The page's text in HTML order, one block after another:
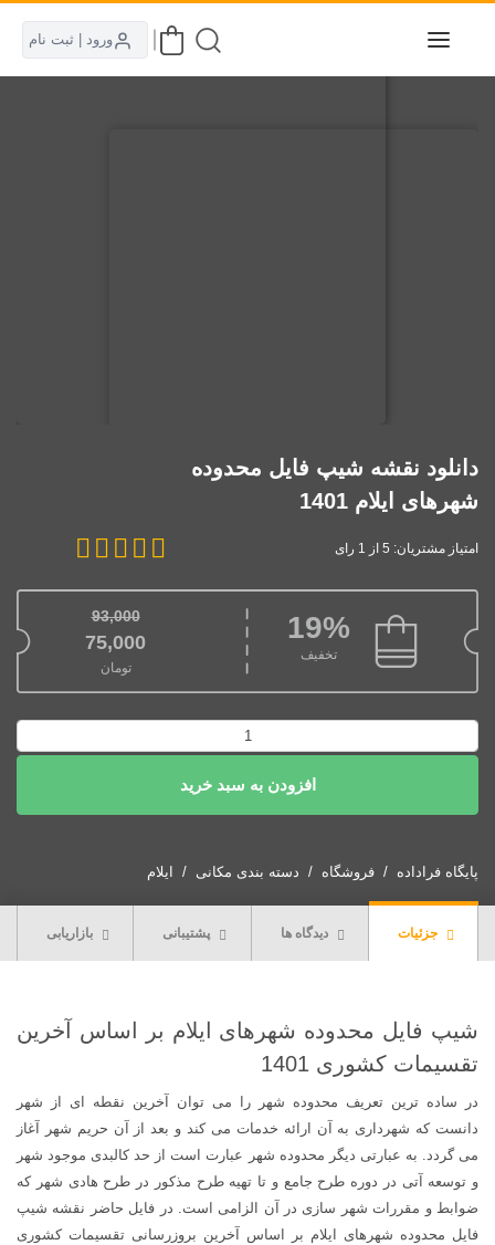
ورود | ثبت نام
دانلود نقشه شیپ فایل محدوده
شهرهای ایلام 1401
امتیاز مشتریان: 5 از 1 رای
19%
تخفیف
93,000
قیمت اصلی: 93,000تومان بود.
75,000
تومان
قیمت فعلی: 75,000تومان.
نقشه
فایل
شهرهای
افزودن به سبد خرید
پایگاه فراداده فروشگاه دسته بندی مکانی ایلام
جزئیات دیدگاه ها پشتیبانی بازاریابی
شیپ فایل محدوده شهرهای ایلام بر اساس آخرین
تقسیمات کشوری 1401
در ساده ترین تعریف محدوده شهر را می توان آخرین نقطه ای از شهر
دانست که شهرداری به آن ارائه خدمات می کند و بعد از آن حریم شهر آغاز
می گردد. به عبارتی دیگر محدوده شهر عبارت است از حد کالبدی موجود شهر
و توسعه آتی در دوره طرح جامع و تا تهیه طرح مذکور در طرح هادی شهر که
ضوابط و مقررات شهر سازی در آن الزامی است. در فایل حاضر نقشه شیپ
فایل محدوده شهرهای ایلام بر اساس آخرین بروزرسانی تقسیمات کشوری